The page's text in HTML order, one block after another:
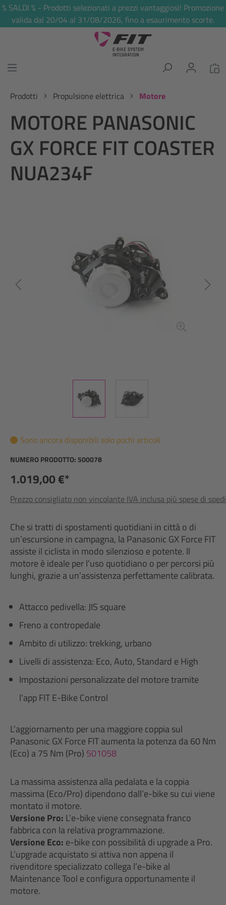
principale
% SALDI % - Prodotti selezionati a prezzi vantaggiosi! Promozione
valida dal 20/04 al 31/08/2026, fino a esaurimento scorte.
Prodotti Propulsione elettrica Motore
MOTORE PANASONIC
GX FORCE FIT COASTER
NUA234F
Sono ancora disponibili solo pochi articoli
NUMERO PRODOTTO: 500078
1.019,00 €*
Prezzo consigliato non vincolante IVA inclusa più spese di
Che si tratti di spostamenti quotidiani in città o di
un’escursione in campagna, la Panasonic GX Force FIT
assiste il ciclista in modo silenzioso e potente. Il
motore è ideale per l’uso quotidiano o per percorsi più
lunghi, grazie a un’assistenza perfettamente calibrata.
Attacco pedivella: JIS square
Freno a contropedale
Ambito di utilizzo: trekking, urbano
Livelli di assistenza: Eco, Auto, Standard e High
Impostazioni personalizzate del motore tramite
l’app FIT E-Bike Control
L’aggiornamento per una maggiore coppia sul
Panasonic GX Force FIT aumenta la potenza da 60 Nm
(Eco) a 75 Nm (Pro) 501058
La massima assistenza alla pedalata e la coppia
massima (Eco/Pro) dipendono dall’e-bike su cui viene
montato il motore.
Versione Pro: L’e-bike viene consegnata franco
fabbrica con la relativa programmazione.
Versione Eco: e-bike con possibilità di upgrade a Pro.
L’upgrade acquistato si attiva non appena il
rivenditore specializzato collega l’e-bike al
Maintenance Tool e configura opportunamente il
motore.